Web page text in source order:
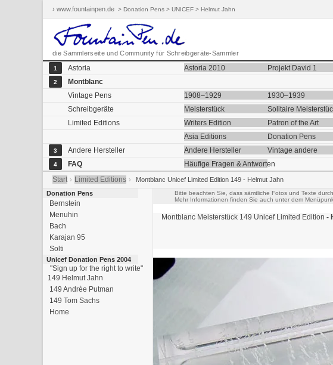
› www.fountainpen.de > Donation Pens > UNICEF > Helmut Jahn
die Sammlerseite und Community für Schreibgeräte-Sammler
1 Astoria Astoria 2010 Projekt David 1
2
Montblanc
Vintage Pens
1908–1929 1930–1939
Schreibgeräte
Meisterstück Solitaire
Limited Editions
Writers Edition Patron of the Art
Asia Editions
Donation Pens
3 Andere Hersteller Andere Hersteller Vintage andere
4 FAQ
Häufige Fragen & Antworten
Start › Limited Editions ›
Montblanc Unicef Limited Edition 149 - Helmut Jahn
Donation Pens
Bernstein
Menuhin
Bach
Karajan 95
Solti
Unicef Donation Pens 2004
"Sign up for the right to write"
149 Helmut Jahn
149 Andrèe Putman
149 Tom Sachs
Home
Bitte beachten Sie, dass sämtliche Fotos und Texte
Mehr Informationen finden Sie auch unter dem
Montblanc Meisterstück 149 Unicef Limited Edition -